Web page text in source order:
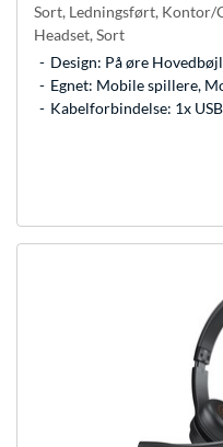
Sort, Ledningsført, Kontor/
Headset, Sort
Design: På øre
Egnet: Mobile spillere,
Kabelforbindelse: 1x